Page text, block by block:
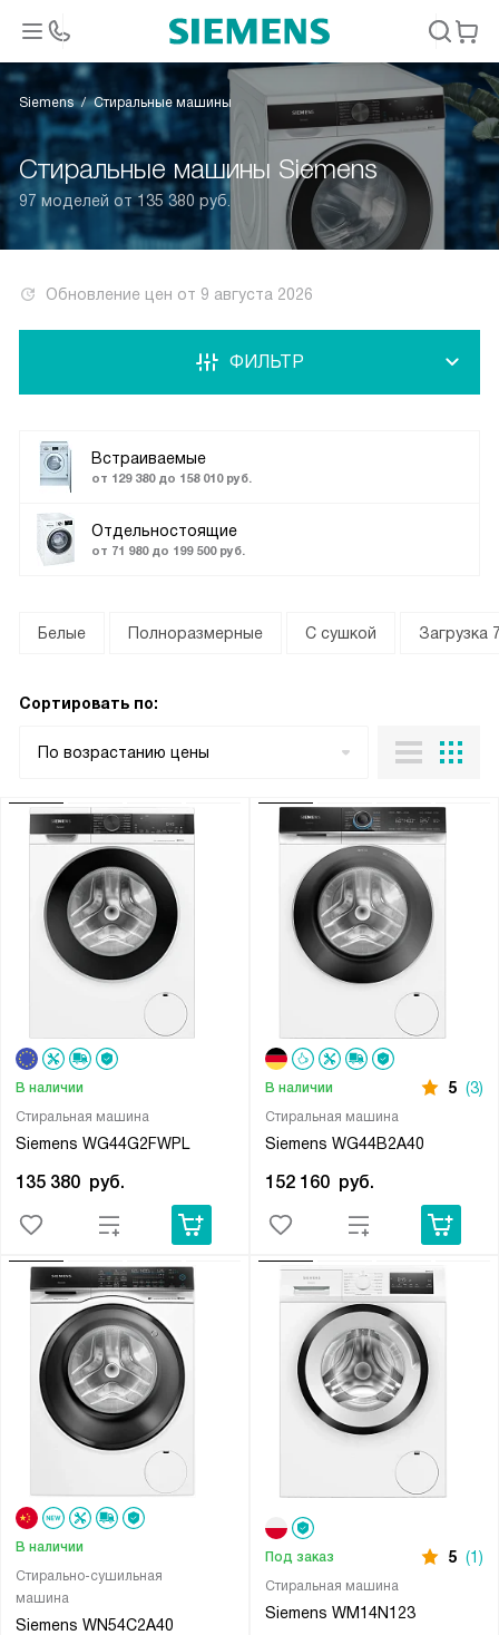
Siemens Стиральные машины
Стиральные машины Siemens
97 моделей от 135 380 руб.
Обновление цен от 9 августа 2026
Встраиваемые
от 129 380 до 158 010 руб.
Отдельностоящие
от 71 980 до 199 500 руб.
ФИЛЬТР
Белые Полноразмерные С сушкой Загрузка
Сортировать по:
По возрастанию цены
Стиральная машина
Siemens WG44G2FWPL
В наличии
135 380 руб.
Стиральная машина
Siemens WG44B2A40
В наличии 5 (3)
152 160 руб.
Стирально-сушильная
машина
Siemens WN54C2A40
В наличии
Стиральная машина
Siemens WM14N123
Под заказ 5 (1)